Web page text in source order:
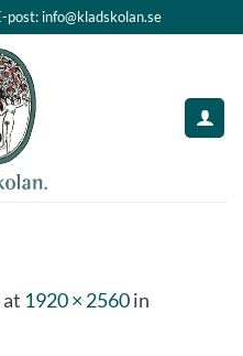
post: info@kladskolan.se
at 1920 × 2560in